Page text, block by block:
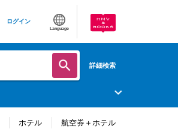
ログイン
Language
詳細検索
ホテル 航空券＋ホテル